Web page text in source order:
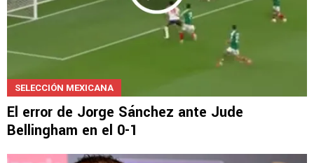
SELECCIÓN MEXICANA
El error de Jorge Sánchez ante Jude
Bellingham en el 0-1